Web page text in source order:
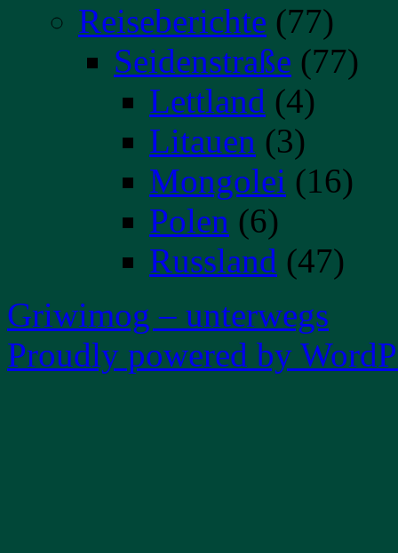
Reiseberichte (77)
Seidenstraße (77)
Lettland (4)
Litauen (3)
Mongolei (16)
Polen (6)
Russland (47)
Griwimog – unterwegs
Proudly powered by